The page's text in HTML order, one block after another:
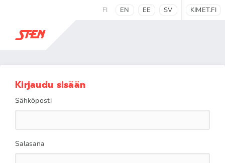
FI EN EE SV KIMET.FI
Kirjaudu sisään
Sähköposti
Salasana